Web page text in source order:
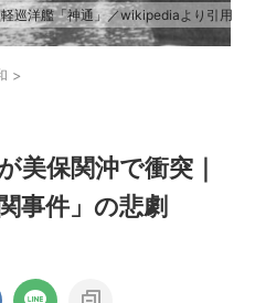
巡洋艦「神通」／wikipediaより引用
>
美保関沖で衝突｜
事件」の悲劇